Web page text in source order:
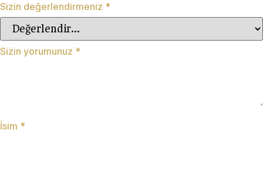
Sizin değerlendirmeniz *
Sizin yorumunuz *
İsim *